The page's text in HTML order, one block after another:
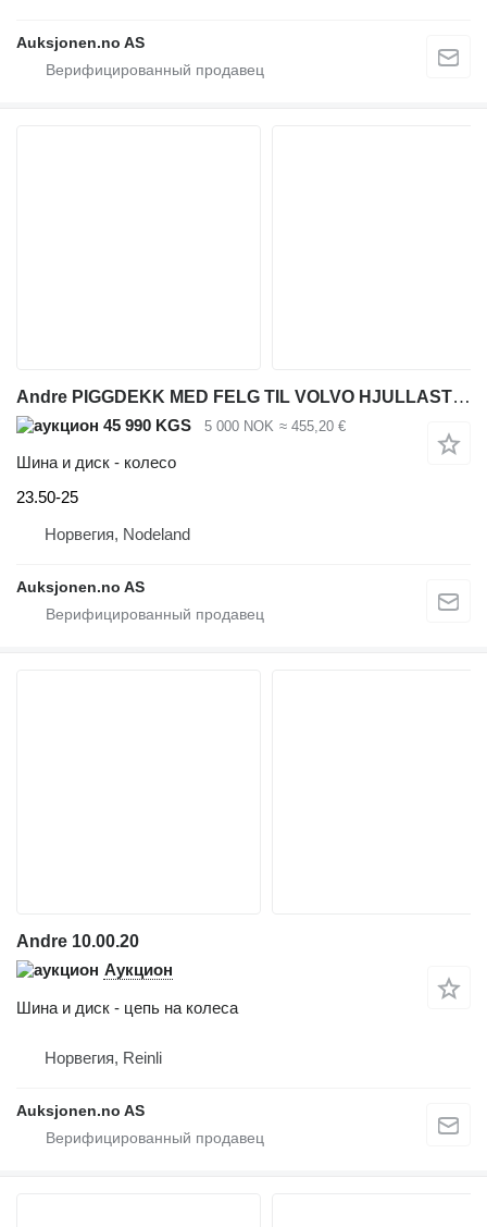
Auksjonen.no AS
Andre PIGGDEKK MED FELG TIL VOLVO HJULLASTER – NOKIAN LOADER для Volvo
45 990 KGS 5 000 NOK ≈ 455,20 €
Шина и диск - колесо
23.50-25
Норвегия, Nodeland
Auksjonen.no AS
Andre 10.00.20
Аукцион
Шина и диск - цепь на колеса
Норвегия, Reinli
Auksjonen.no AS